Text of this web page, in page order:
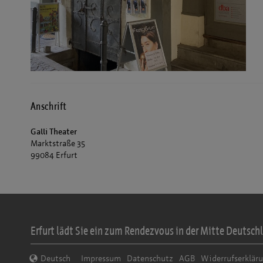
Anschrift
Galli Theater
Marktstraße 35
99084 Erfurt
Erfurt lädt Sie ein zum Rendezvous in der Mitte
Deutsch Impressum Datenschutz AGB